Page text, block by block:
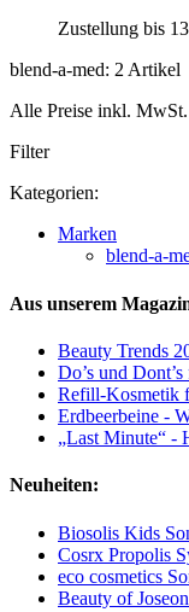
Zustellung bis
blend-a-med: 2 Artikel
Alle Preise inkl. MwSt.
Filter
Kategorien:
Marken
blend-a-
Aus unserem
Beauty Trends
Do’s und
Refill-Kosmetik
Erdbeerbeine -
„Last Minute“ -
Neuheiten:
Biosolis Kids
Cosrx Propolis
eco cosmetics
Beauty of